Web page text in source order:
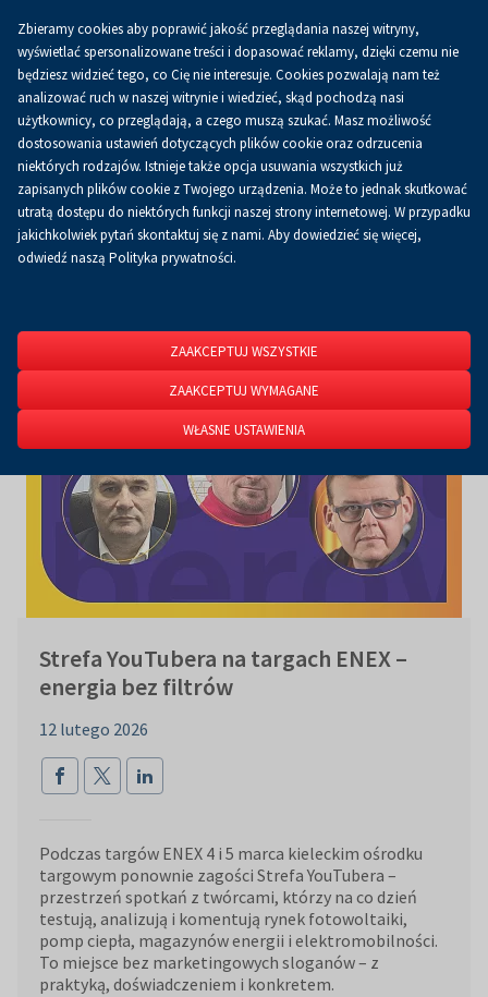
0.00 złKoszykPL
Strona główna O firmie Aktualności
Aktualności
Strefa YouTubera na targach ENEX –
energia bez filtrów
12 lutego 2026
Podczas targów ENEX 4 i 5 marca kieleckim ośrodku
targowym ponownie zagości Strefa YouTubera –
przestrzeń spotkań z twórcami, którzy na co dzień
testują, analizują i komentują rynek fotowoltaiki,
pomp ciepła, magazynów energii i elektromobilności.
To miejsce bez marketingowych sloganów – z
praktyką, doświadczeniem i konkretem.
Zbieramy cookies aby poprawić jakość przeglądania naszej witryny,
wyświetlać spersonalizowane treści i dopasować reklamy, dzięki czemu nie
będziesz widzieć tego, co Cię nie interesuje. Cookies pozwalają nam też
analizować ruch w naszej witrynie i wiedzieć, skąd pochodzą nasi
użytkownicy, co przeglądają, a czego muszą szukać. Masz możliwość
dostosowania ustawień dotyczących plików cookie oraz odrzucenia
niektórych rodzajów. Istnieje także opcja usuwania wszystkich już
zapisanych plików cookie z Twojego urządzenia. Może to jednak skutkować
utratą dostępu do niektórych funkcji naszej strony internetowej. W przypadku
jakichkolwiek pytań skontaktuj się z nami. Aby dowiedzieć się więcej,
odwiedź naszą Polityka prywatności.
ZAAKCEPTUJ WSZYSTKIE
ZAAKCEPTUJ WYMAGANE
WŁASNE USTAWIENIA